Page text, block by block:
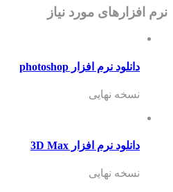
نرم افزارهای مورد نیاز
دانلود نرم افزار photoshop
نسخه نهایی
دانلود نرم افزار 3D Max
نسخه نهایی